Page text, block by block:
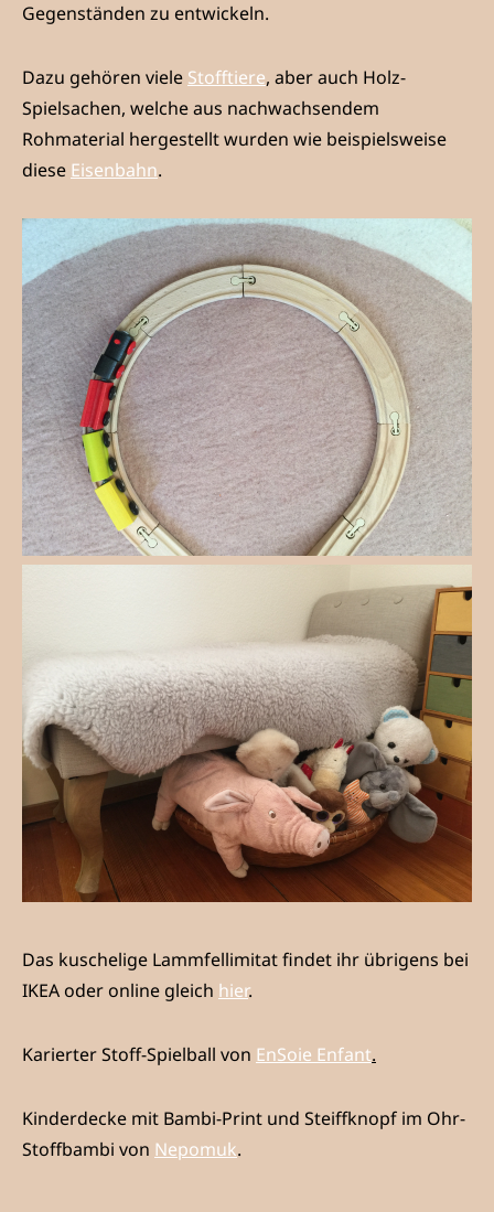
Gegenständen zu entwickeln.
Dazu gehören viele Stofftiere, aber auch Holz-
Spielsachen, welche aus nachwachsendem
Rohmaterial hergestellt wurden wie beispielsweise
diese Eisenbahn.
Das kuschelige Lammfellimitat findet ihr übrigens bei
IKEA oder online gleich hier.
Karierter Stoff-Spielball von EnSoie Enfant.
Kinderdecke mit Bambi-Print und Steiffknopf im Ohr-
Stoffbambi von Nepomuk.